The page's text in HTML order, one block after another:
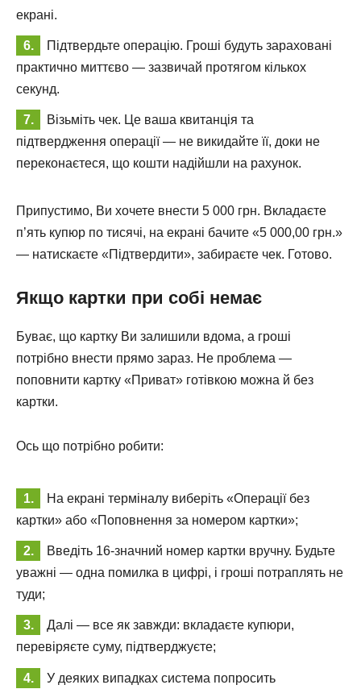
екрані.
Підтвердьте операцію. Гроші будуть зараховані
практично миттєво — зазвичай протягом кількох
секунд.
Візьміть чек. Це ваша квитанція та
підтвердження операції — не викидайте її, доки не
переконаєтеся, що кошти надійшли на рахунок.
Припустимо, Ви хочете внести 5 000 грн. Вкладаєте
п’ять купюр по тисячі, на екрані бачите «5 000,00 грн.»
— натискаєте «Підтвердити», забираєте чек. Готово.
Якщо картки при собі немає
Буває, що картку Ви залишили вдома, а гроші
потрібно внести прямо зараз. Не проблема —
поповнити картку «Приват» готівкою можна й без
картки.
Ось що потрібно робити:
На екрані терміналу виберіть «Операції без
картки» або «Поповнення за номером картки»;
Введіть 16-значний номер картки вручну. Будьте
уважні — одна помилка в цифрі, і гроші потраплять не
туди;
Далі — все як завжди: вкладаєте купюри,
перевіряєте суму, підтверджуєте;
У деяких випадках система попросить